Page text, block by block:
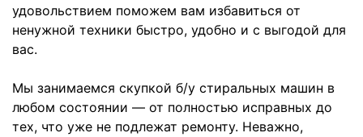
удовольствием поможем вам избавиться от
ненужной техники быстро, удобно и с выгодой для
вас.
Мы занимаемся скупкой б/у стиральных машин в
любом состоянии — от полностью исправных до
тех, что уже не подлежат ремонту. Неважно,